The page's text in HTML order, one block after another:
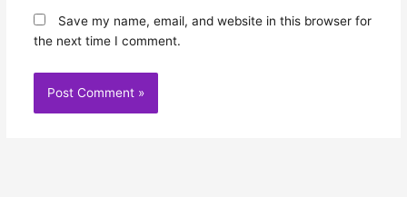
Save my name, email, and website in this browser for
the next time I comment.